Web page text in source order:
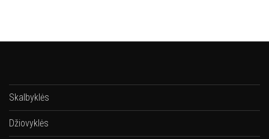
Skalbyklės
Džiovyklės